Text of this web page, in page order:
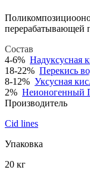
перерабатывающей
Состав
4-6% Надуксусная
18-22% Перекись
8-12% Уксусная
2% Неионогенный
Производитель
Cid lines
Упаковка
20 кг